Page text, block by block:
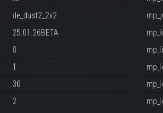
de_dust2_2x2
25.01.26BETA
0
1
30
2